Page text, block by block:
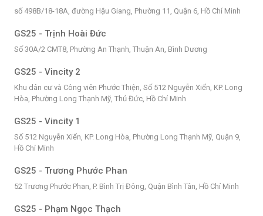
số 498B/18-18A, đường Hậu Giang, Phường 11, Quận 6, Hồ Chí Minh
GS25 - Trịnh Hoài Đức
Số 30A/2 CMT8, Phường An Thạnh, Thuận An, Bình Dương
GS25 - Vincity 2
Khu dân cư và Công viên Phước Thiện, Số 512 Nguyễn Xiển, KP. Long
Hòa, Phường Long Thạnh Mỹ, Thủ Đức, Hồ Chí Minh
GS25 - Vincity 1
Số 512 Nguyễn Xiển, KP. Long Hòa, Phường Long Thạnh Mỹ, Quận 9,
Hồ Chí Minh
GS25 - Trương Phước Phan
52 Trương Phước Phan, P. Bình Trị Đông, Quận Bình Tân, Hồ Chí Minh
GS25 - Phạm Ngọc Thạch